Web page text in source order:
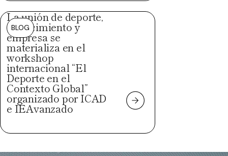
BLOG
La unión de deporte,
conocimiento y
empresa se
materializa en el
workshop
internacional “El
Deporte en el
Contexto Global”
organizado por ICAD
e IEAvanzado